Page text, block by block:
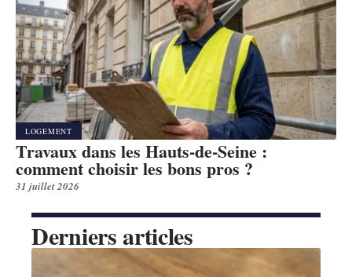
LOGEMENT
Travaux dans les Hauts-de-Seine :
comment choisir les bons pros ?
31 juillet 2026
Derniers articles